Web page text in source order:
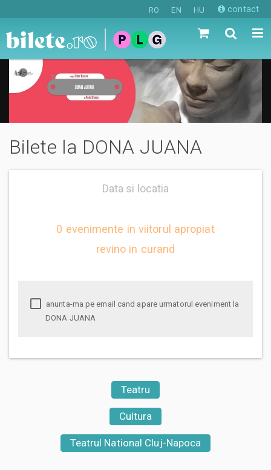
RO EN HU contact
Bilete la DONA JUANA
Data si locatia
0 evenimente in viitorul apropiat
revino in curand
DONA JUANA
Teatru
Cultura
Teatrul National Cluj-Napoca